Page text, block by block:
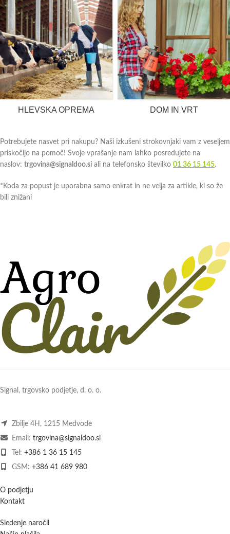
HLEVSKA OPREMA DOM IN VRT
Potrebujete nasvet pri nakupu? Naši izkušeni strokovnjaki vam z veseljem
priskočijo na pomoč! Svoje vprašanje nam lahko posredujete na
naslov: trgovina@signaldoo.si ali na telefonsko številko 01 36 15 145.
*Koda za popust je uporabna samo enkrat in ne velja za artikle, ki so že
bili znižani
Signal, trgovsko podjetje, d. o. o.
Zbilje 4H, 1215 Medvode
Email: trgovina@signaldoo.si
Tel: +386 1 36 15 145
GSM: +386 41 689 980
O podjetju
Kontakt
Sledenje naročil